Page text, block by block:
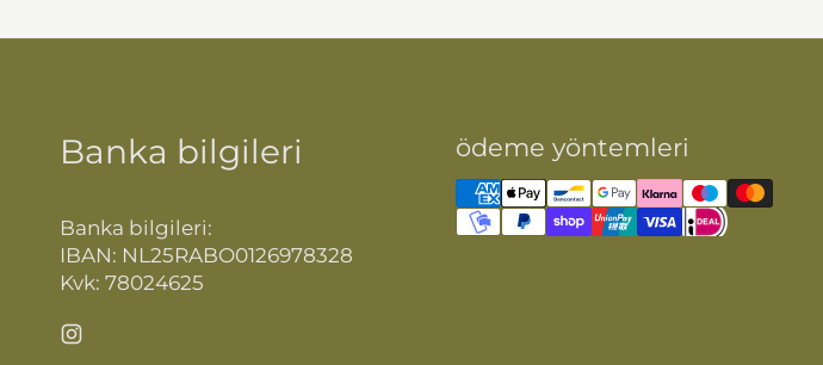
Banka bilgileri
Banka bilgileri:
IBAN: NL25RABO0126978328
Kvk: 78024625
Instagram
ödeme yöntemleri